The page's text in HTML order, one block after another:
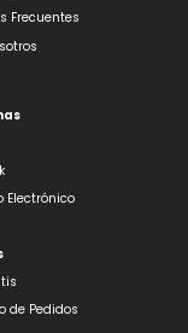
Frecuentes
Electrónico
de Pedidos